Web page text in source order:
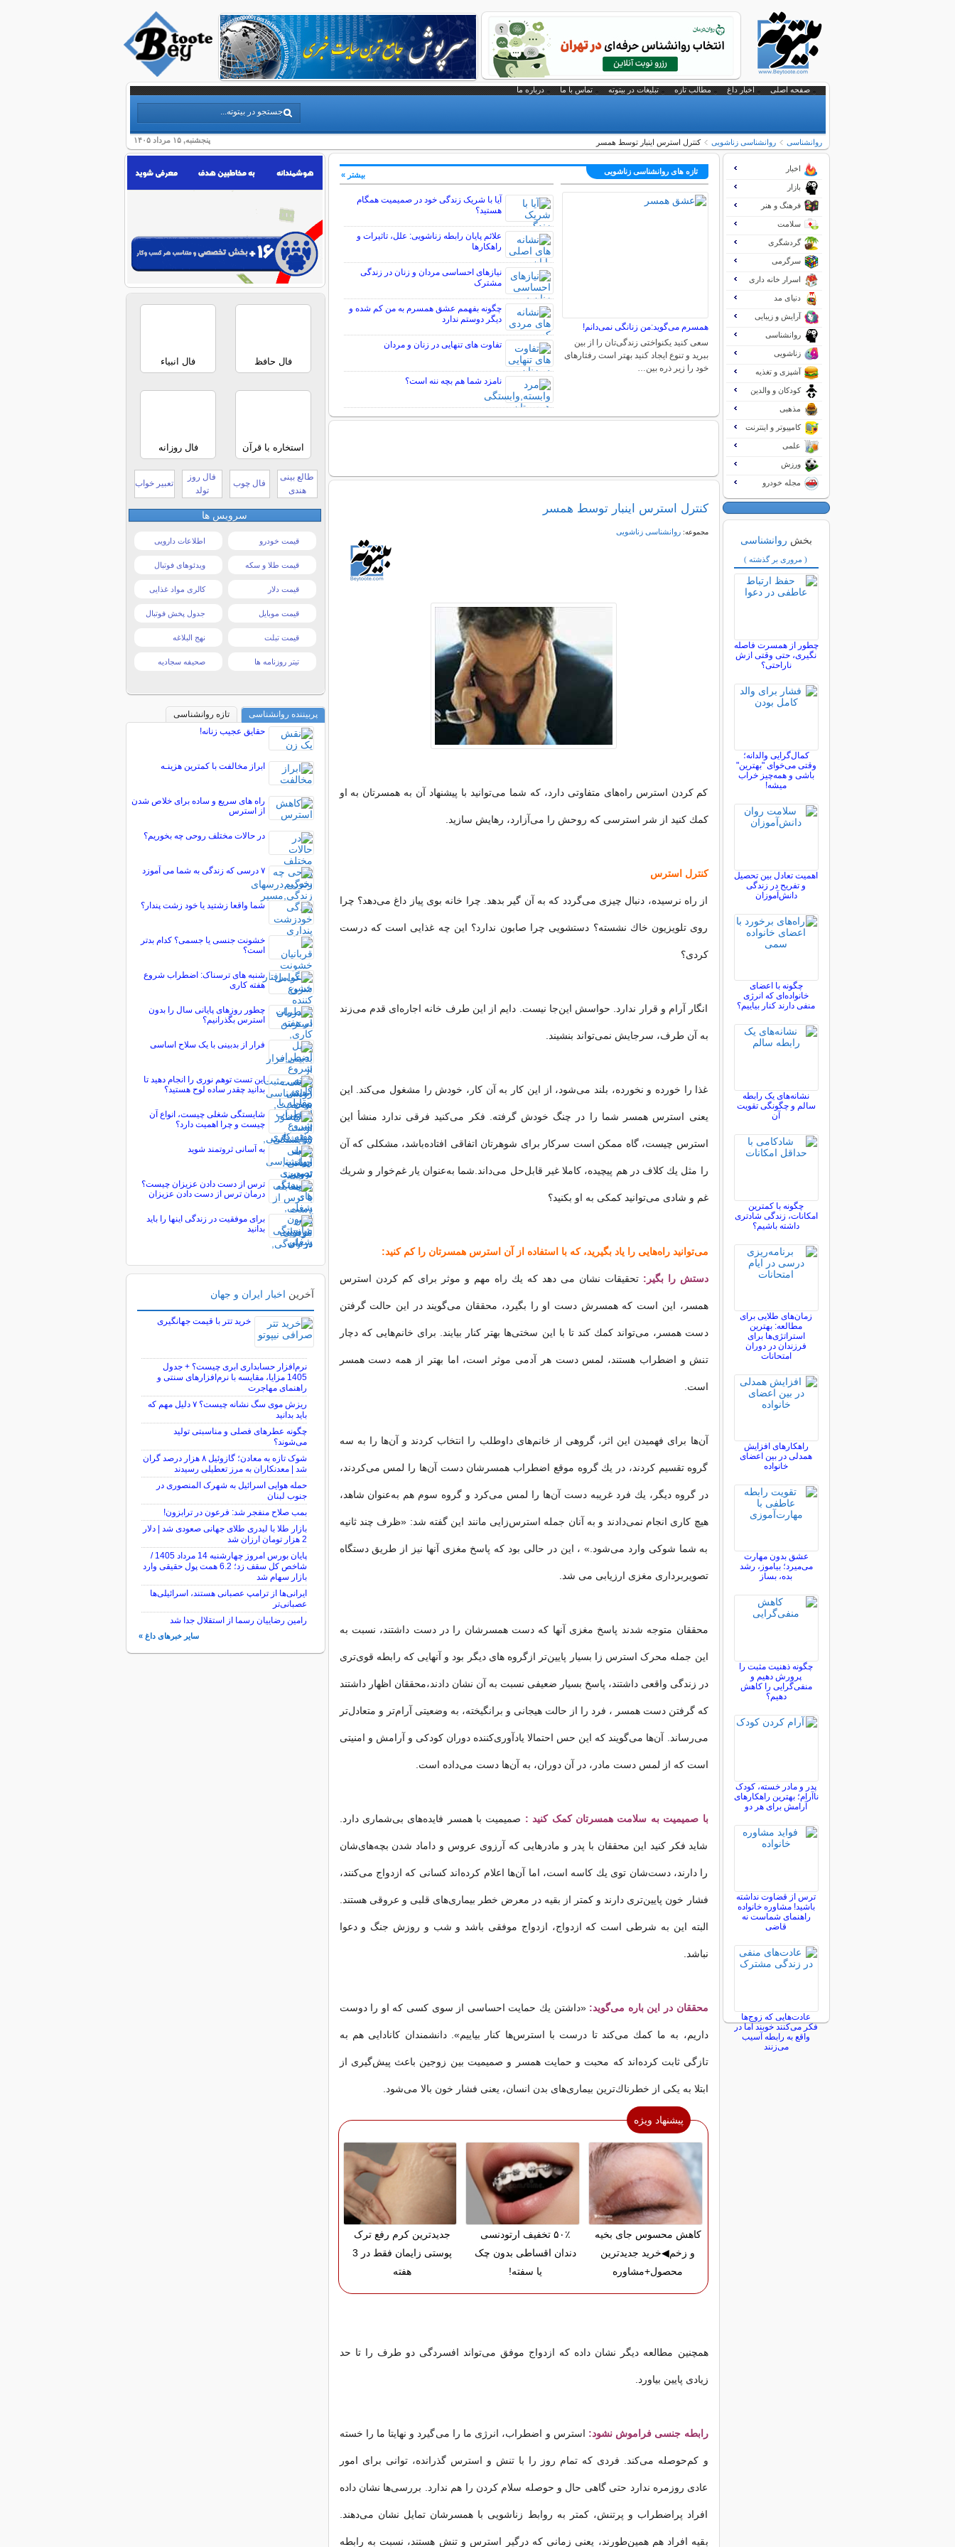
صفحه اصلی اخبار داغ مطالب تازه تبلیغات در بیتوته تماس با ما درباره ما
پنجشنبه, ۱۵ مرداد ۱۴۰۵ روانشناسی روانشناسی زناشویی کنترل استرس اینبار توسط همسر
تازه های روانشناسی زناشویی
همسرم می‌گوید:من زنانگی نمی‌دانم!
سعی کنید یکنواختی زندگی‌تان را از بین
ببرید و تنوع ایجاد کنید بهتر است رفتارهای
خود را زیر ذره بین…
آیا با شریک زندگی خود در صمیمیت همگام
هستید؟
علائم پایان رابطه زناشویی: علل، تاثیرات و
راهکارها
نیازهای احساسی مردان و زنان در زندگی
مشترک
چگونه بفهمم عشق همسرم به من کم شده و
دیگر دوستم ندارد
تفاوت های تنهایی در زنان و مردان
نامزد شما هم بچه ننه است؟
بیشتر »
کنترل استرس اینبار توسط همسر
مجموعه:روانشناسی زناشویی
كم كردن استرس راه‌های متفاوتی دارد، كه شما می‌توانید با پیشنهاد آن به همسرتان به او
كمك كنید از شر استرسی كه روحش را می‌آزارد، رهایش سازید.
کنترل استرس
از راه نرسیده، دنبال چیزی می‌گردد كه به آن گیر بدهد. چرا خانه بوی پیاز داغ می‌دهد؟ چرا
روی تلویزیون خاك نشسته؟ دستشویی چرا صابون ندارد؟ این چه غذایی است كه درست
كردی؟
انگار آرام و قرار ندارد. حواسش این‌جا نیست. دایم از این طرف خانه اجاره‌ای قدم می‌زند
به آن طرف، سرجایش نمی‌تواند بنشیند.
غذا را خورده و نخورده، بلند می‌شود، از این كار به آن كار، خودش را مشغول می‌كند. این
یعنی استرس همسر شما را در چنگ خودش گرفته. فكر می‌كنید فرقی ندارد منشأ این
استرس چیست، گاه ممكن است سركار برای شوهرتان اتفاقی افتاده‌باشد، مشكلی كه آن
را مثل یك كلاف در هم پیچیده، كاملا غیر قابل‌حل می‌داند.شما به‌عنوان یار غم‌خوار و شریك
غم و شادی می‌توانید كمكی به او بكنید؟
می‌توانید راه‌هایی را یاد بگیرید، كه با استفاده از آن استرس همسرتان را كم كنید:
دستش را بگیر: تحقیقات نشان می دهد كه یك راه مهم و موثر برای كم كردن استرس
همسر، این است كه همسرش دست او را بگیرد، محققان می‌‌گویند در این حالت گرفتن
دست همسر، می‌تواند كمك كند تا با این سختی‌ها بهتر كنار بیایند. برای خانم‌هایی كه دچار
تنش و اضطراب هستند، لمس دست هر آدمی موثر است، اما بهتر از همه دست همسر
است.
آن‌ها برای فهمیدن این اثر، گروهی از خانم‌های داوطلب را انتخاب كردند و آن‌ها را به سه
گروه تقسیم كردند، در یك گروه موقع اضطراب همسرشان دست آن‌ها را لمس می‌كردند،
در گروه دیگر، یك فرد غریبه دست آن‌ها را لمس می‌كرد و گروه سوم هم به‌‌عنوان شاهد،
هیچ كاری انجام نمی‌دادند و به آنان جمله استرس‌زایی مانند این گفته شد: «ظرف چند ثانیه
به شما شوکی وارد می‌شود.» ، این در حالی بود که پاسخ مغزی آنها نیز از طریق دستگاه
تصویربرداری مغزی ارزیابی می شد.
محققان متوجه شدند پاسخ مغزی آنها که دست همسرشان را در دست داشتند، نسبت به
این جمله محرک استرس زا بسیار پایین‌تر ازگروه های دیگر بود و آنهایی که رابطه قوی‌تری
در زندگی واقعی داشتند، پاسخ بسیار ضعیفی نسبت به آن نشان دادند،محققان اظهار داشتند
که گرفتن دست همسر ، فرد را از حالت هیجانی و برانگیخته، به وضعیتی آرام‌تر و متعادل‌تر
می‌رساند. آن‌ها می‌گویند كه این حس احتمالا یادآوری‌كننده دوران كودكی و آرامش و امنیتی
است كه از لمس دست مادر، در آن دوران، به آن‌ها دست می‌داده است.
با صمیمیت به سلامت همسرتان کمک کنید : صمیمیت با همسر فایده‌های بی‌شماری دارد.
شاید فكر كنید این محققان با پدر و مادرهایی كه آرزوی عروس و داماد شدن بچه‌های‌شان
را دارند، دست‌شان توی یك كاسه است، اما آن‌ها اعلام كرده‌اند كسانی كه ازدواج می‌كنند،
فشار خون پایین‌تری دارند و كمتر از بقیه در معرض خطر بیماری‌های قلبی و عروقی هستند.
البته این به شرطی است كه ازدواج، ازدواج موفقی باشد و شب و روزش جنگ و دعوا
نباشد.
محققان در این باره می‌گوید:«داشتن یك حمایت احساسی از سوی كسی كه او را دوست
داریم، به ما كمك می‌كند تا درست با استرس‌ها كنار بیاییم». دانشمندان كانادایی هم به
تازگی ثابت كرده‌اند كه محبت و حمایت همسر و صمیمیت بین زوجین باعث پیش‌گیری از
ابتلا به یكی از خطرناك‌ترین بیماری‌های بدن انسان، یعنی فشار خون بالا می‌شود.
پیشنهاد ویژه
کاهش محسوس جای بخیه
و زخم◀خرید جدیدترین
محصول+مشاوره
۵۰٪ تخفیف ارتودنسی
دندان اقساطی بدون چک
یا سفته!
جدیدترین کرم رفع ترک
پوستی زایمان فقط در 3
هفته
همچنین مطالعه دیگر نشان داده كه ازدواج موفق می‌تواند افسردگی دو طرف را تا حد
زیادی پایین بیاورد.
رابطه جنسی فراموش نشود: استرس و اضطراب، انرژی ما را می‌گیرد و نهایتا ما را خسته
و کم‌حوصله می‌کند. فردی که تمام روز را با تنش و استرس گذرانده، توانی برای امور
عادی روزمره ندارد حتی گاهی حال و حوصله سلام کردن را هم ندارد. بررسی‌ها نشان داده
افراد پراضطراب و پرتنش، کمتر به روابط زناشویی با همسرشان تمایل نشان می‌دهند.
بقیه افراد هم همین‌طورند، یعنی زمانی که درگیر استرس و تنش هستند، نسبت به رابطه
اخبار
بازار
فرهنگ و هنر
سلامت
گردشگری
سرگرمی
اسرار خانه داری
دنیای مد
آرایش و زیبایی
روانشناسی
زناشویی
آشپزی و تغذیه
کودکان و والدین
مذهبی
کامپیوتر و اینترنت
علمی
ورزش
مجله خودرو
بخش روانشناسی
( مروری بر گذشته )
چطور از همسرت فاصله
نگيری، حتی وقتی ازش
ناراحتی؟
کمال‌گرایی والدانه؛
وقتی می‌خوای "بهترین"
باشی و همه‌چیز خراب
میشه!
اهمیت تعادل بین تحصیل
و تفریح در زندگی
دانش‌آموزان
چگونه با اعضای
خانواده‌ای که انرژی
منفی دارند کنار بیاییم؟
نشانه‌های یک رابطه
سالم و چگونگی تقویت
آن
چگونه با کمترین
امکانات، زندگی شادتری
داشته باشیم؟
زمان‌های طلایی برای
مطالعه: بهترین
استراتژی‌ها برای
فرزندان در دوران
امتحانات
راهکارهای افزایش
همدلی در بین اعضای
خانواده
عشق بدون مهارت
می‌میرد؛ بیاموز، رشد
بده، بساز
چگونه ذهنیت مثبت را
پرورش دهیم و
منفی‌گرایی را کاهش
دهیم؟
پدر و مادر خسته، کودک
ناآرام؛ بهترین راهکارهای
آرامش برای هر دو
ترس از قضاوت نداشته
باشید! مشاوره خانواده
راهنمای شماست نه
قاضی
عادت‌هایی که زوج‌ها
فکر می‌کنند خوبند اما در
واقع به رابطه آسیب
می‌زنند
فال حافظ فال انبیاء
استخاره با قرآن فال روزانه
طالع بینی
هندی
فال چوب
فال روز
تولد
تعبیر خواب
سرویس ها
قیمت خودرو اطلاعات دارویی
قیمت طلا و سکه ویدئوهای فوتبال
قیمت دلار کالری مواد غذایی
قیمت موبایل جدول پخش فوتبال
قیمت تبلت نهج البلاغه
تیتر روزنامه ها صحیفه سجادیه
پربیننده روانشناسی
تازه روانشناسی
حقایق عجیب زنانه!
ابراز مخالفت با کمترین هزینـه
راه های سریع و ساده برای خلاص شدن
از استرس
در حالات مختلف روحی چه بخوریم؟
۷ درسی که زندگی به شما می آموزد
شما واقعا زشتید یا خود زشت پندار؟
خشونت جنسی یا جسمی؟ کدام بدتر
است؟
شنبه های ترسناک: اضطراب شروع
هفته کاری
چطور روزهای پایانی سال را بدون
استرس بگذرانیم؟
فرار از بدبینی با یک سلاح اساسی
این تست توهم نوری را انجام دهید تا
بدانید چقدر ساده لوح هستید؟
شایستگی شغلی چیست، انواع آن
چیست و چرا اهمیت دارد؟
به آسانی ثروتمند شوید
ترس از دست دادن عزیزان چیست؟
درمان ترس از دست دادن عزیزان
برای موفقیت در زندگی اینها را باید
بدانید
آخرین اخبار ایران و جهان
خرید تتر با قیمت جهانگیری
نرم‌افزار حسابداری ابری چیست؟ + جدول
1405 مزایا، مقایسه با نرم‌افزارهای سنتی و
راهنمای مهاجرت
ریزش موی سگ نشانه چیست؟ ۷ دلیل مهم که
باید بدانید
چگونه عطرهای فصلی و مناسبتی تولید
می‌شوند؟
شوک تازه به معادن؛ گازوئیل ۸ هزار درصد گران
شد | معدنکاران به مرز تعطیلی رسیدند
حمله هوایی اسرائیل به شهرک المنصوری در
جنوب لبنان
بمب صلاح منفجر شد: فرعون در ترابزون!
بازار طلا با لیدری طلای جهانی صعودی شد | دلار
2 هزار تومان ارزان شد
پایان بورس امروز چهارشنبه 14 مرداد 1405 /
شاخص کل سقف زد؛ 6.2 همت پول حقیقی وارد
بازار سهام شد
ایرانی‌ها از ترامپ عصبانی هستند، اسرائیلی‌ها
عصبانی‌تر
رامین رضاییان رسما از استقلال جدا شد
سایر خبرهای داغ »